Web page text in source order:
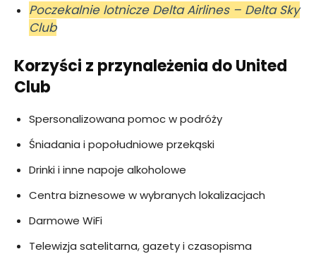
Poczekalnie lotnicze Delta Airlines – Delta Sky
Club
Korzyści z przynależenia do United
Club
Spersonalizowana pomoc w podróży
Śniadania i popołudniowe przekąski
Drinki i inne napoje alkoholowe
Centra biznesowe w wybranych lokalizacjach
Darmowe WiFi
Telewizja satelitarna, gazety i czasopisma